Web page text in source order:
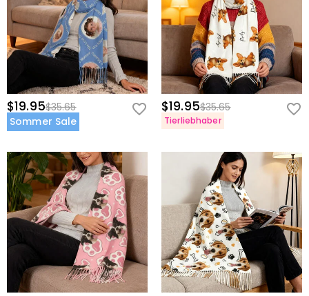
$19.95$35.65
Sommer Sale
$19.95$35.65
Tierliebhaber